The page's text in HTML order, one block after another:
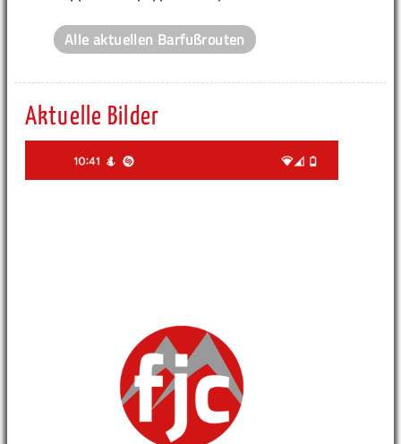
Alle aktuellen Barfußrouten
Aktuelle Bilder